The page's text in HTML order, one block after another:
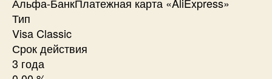
Тип
Visa Classic
Срок действия
3 года